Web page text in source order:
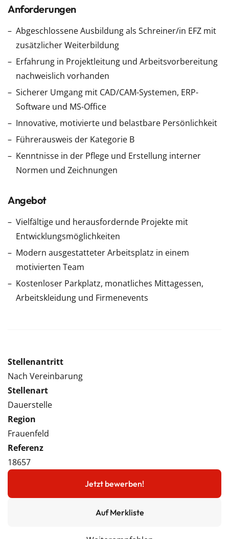
Anforderungen
Abgeschlossene Ausbildung als Schreiner/in EFZ mit
zusätzlicher Weiterbildung
Erfahrung in Projektleitung und Arbeitsvorbereitung
nachweislich vorhanden
Sicherer Umgang mit CAD/CAM-Systemen, ERP-
Software und MS-Office
Innovative, motivierte und belastbare Persönlichkeit
Führerausweis der Kategorie B
Kenntnisse in der Pflege und Erstellung interner
Normen und Zeichnungen
Angebot
Vielfältige und herausfordernde Projekte mit
Entwicklungsmöglichkeiten
Modern ausgestatteter Arbeitsplatz in einem
motivierten Team
Kostenloser Parkplatz, monatliches Mittagessen,
Arbeitskleidung und Firmenevents
Stellenantritt
Nach Vereinbarung
Stellenart
Dauerstelle
Region
Frauenfeld
Referenz
18657
Jetzt bewerben!
Auf Merkliste